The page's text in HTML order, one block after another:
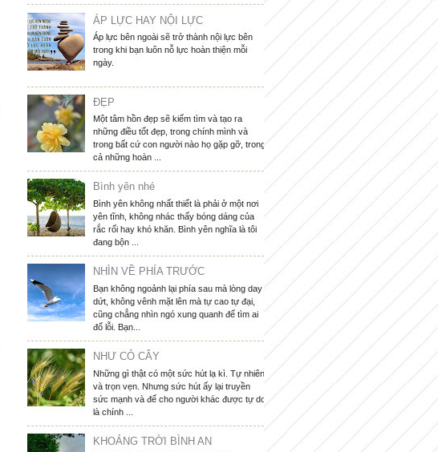
ÁP LỰC HAY NỘI LỰC
Áp lực bên ngoài sẽ trở thành nội lực bên
trong khi bạn luôn nỗ lực hoàn thiện mỗi
ngày.
ĐẸP
Một tâm hồn đẹp sẽ kiếm tìm và tạo ra
những điều tốt đẹp, trong chính mình và
trong bất cứ con người nào họ gặp gỡ, trong
cả những hoàn ...
Bình yên nhé
Bình yên không nhất thiết là phải ở một nơi
yên tĩnh, không nhác thấy bóng dáng của
rắc rối hay khó khăn. Bình yên nghĩa là tôi
đang bộn ...
NHÌN VỀ PHÍA TRƯỚC
Bạn không ngoảnh lại phía sau mà lòng day
dứt, không vênh mặt lên mà tự cao tự đại,
cũng chẳng nhìn ngó xung quanh để tìm ai
đổ lỗi. Bạn...
NHƯ CỎ CÂY
Những gì thật có một sức hút lạ kì. Tự nhiên
và trọn vẹn. Nhưng sức hút ấy lại truyền
sức mạnh và để cho người khác được tự do
là chính ...
KHOẢNG TRỜI BÌNH AN